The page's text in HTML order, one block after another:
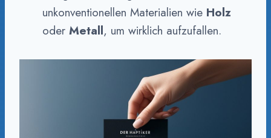
unkonventionellen Materialien wie Holz
oder Metall, um wirklich aufzufallen.